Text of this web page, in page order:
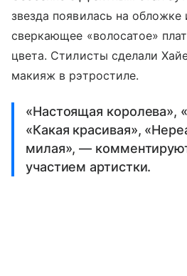
звезда появилась на
сверкающее «волосатое»
цвета. Стилисты сделали
макияж в рэтростиле.
«Настоящая королева»,
«Какая красивая»,
милая», —
участием артистки.